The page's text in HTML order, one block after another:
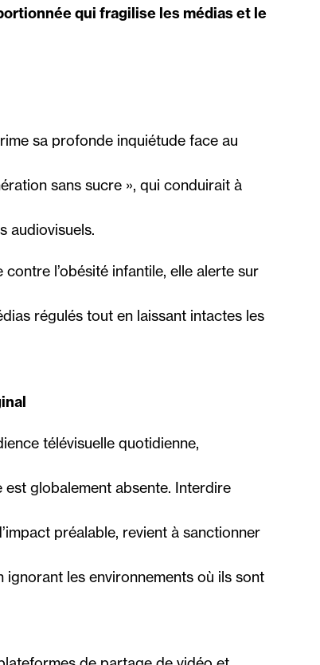
qui fragilise les médias et le
sa profonde inquiétude face au
sans sucre », qui conduirait à
audiovisuels.
l’obésité infantile, elle alerte sur
régulés tout en laissant intactes les
télévisuelle quotidienne,
globalement absente. Interdire
préalable, revient à sanctionner
les environnements où ils sont